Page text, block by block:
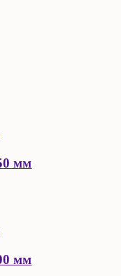
мм
мм